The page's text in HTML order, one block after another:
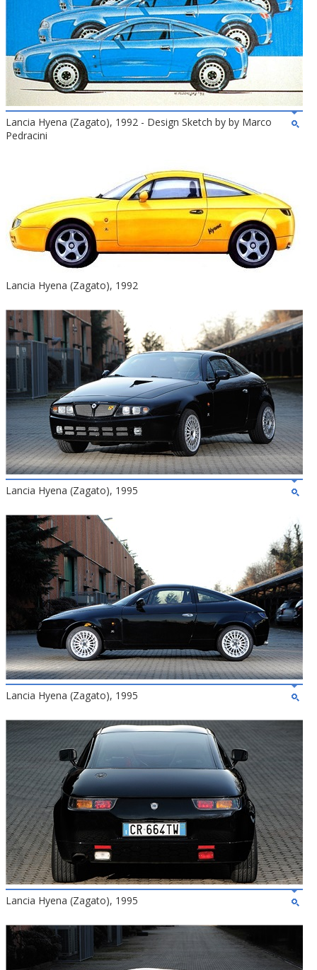
Lancia Hyena (Zagato), 1992 - Design Sketch by by Marco
Pedracini
Lancia Hyena (Zagato), 1992
Lancia Hyena (Zagato), 1995
Lancia Hyena (Zagato), 1995
Lancia Hyena (Zagato), 1995